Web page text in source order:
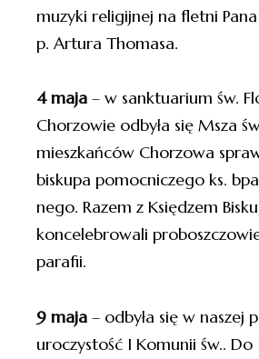
muzyki religijnej na fletni
p. Artura Thomasa.
4 maja – w sanktuarium św.
Chorzowie odbyła się Msza
mieszkańców Chorzowa
biskupa pomocniczego ks.
nego. Razem z Księdzem
koncelebrowali
parafii.
9 maja – odbyła się w naszej
uroczystość I Komunii św.. Do